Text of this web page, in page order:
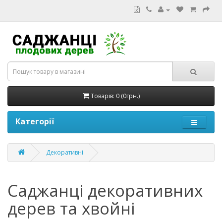
Товарів: 0 (0грн.)
Категорії
Декоративні
Саджанці декоративних
дерев та хвойні